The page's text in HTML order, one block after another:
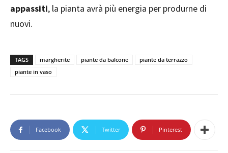
appassiti, la pianta avrà più energia per produrne di
nuovi.
TAGS margherite piante da balcone
piante da terrazzo
piante in vaso
Facebook Twitter Pinterest